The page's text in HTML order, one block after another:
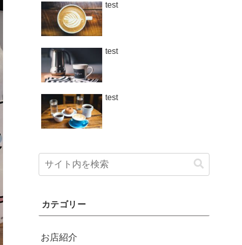
test
test
test
カテゴリー
お店紹介